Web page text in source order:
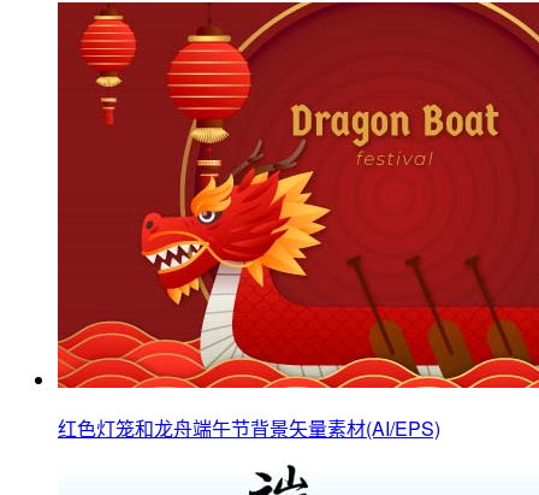
红色灯笼和龙舟端午节背景矢量素材(AI/EPS)